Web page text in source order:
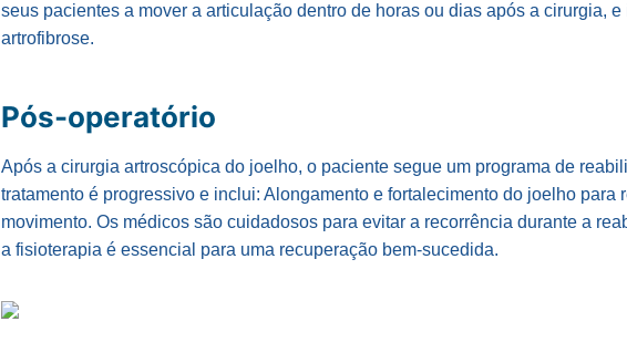
seus pacientes a mover a articulação dentro de horas ou dias após a cirurgia,
artrofibrose.
Pós-operatório
Após a cirurgia artroscópica do joelho, o paciente segue um programa de
tratamento é progressivo e inclui: Alongamento e fortalecimento do joelho para
movimento. Os médicos são cuidadosos para evitar a recorrência durante a
a fisioterapia é essencial para uma recuperação bem-sucedida.